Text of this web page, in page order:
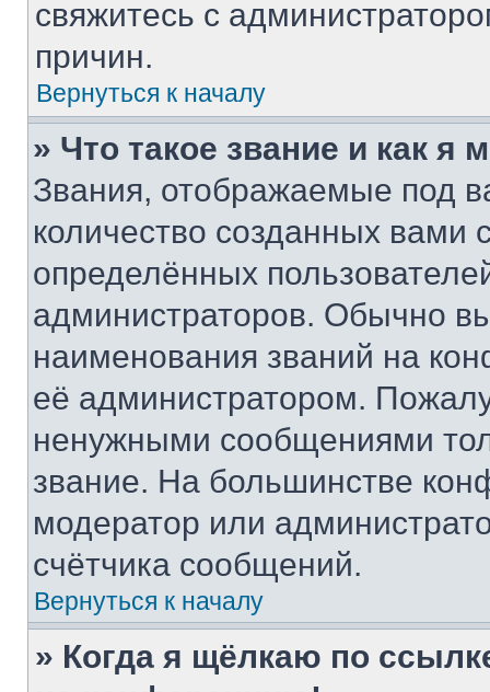
свяжитесь с
причин.
Вернуться к началу
» Что такое звание и как я
Звания, отображаемые под
количество созданных
определённых
администраторов. Обычно
наименования званий на
её администратором.
ненужными сообщениями
звание. На большинстве
модератор или
счётчика сообщений.
Вернуться к началу
» Когда я щёлкаю по